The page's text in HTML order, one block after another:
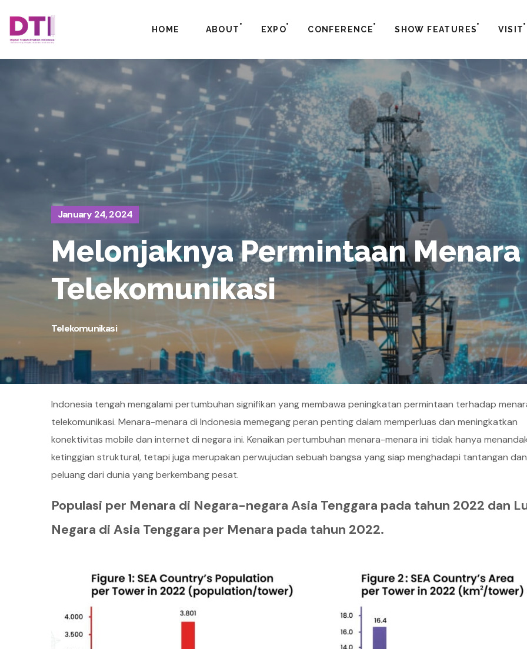
HOME ABOUT EXPO CONFERENCE SHOW FEATURES VISIT
January 24, 2024
Melonjaknya Permintaan Menara
Telekomunikasi
Telekomunikasi
Indonesia tengah mengalami pertumbuhan signifikan yang membawa peningkatan permintaan terhadap
telekomunikasi. Menara-menara di Indonesia memegang peran penting dalam memperluas dan meningkatkan
konektivitas mobile dan internet di negara ini. Kenaikan pertumbuhan menara-menara ini tidak hanya
ketinggian struktural, tetapi juga merupakan perwujudan sebuah bangsa yang siap menghadapi tantangan dan
peluang dari dunia yang berkembang pesat.
Populasi per Menara di Negara-negara Asia Tenggara pada tahun 2022 dan
Negara di Asia Tenggara per Menara pada tahun 2022.